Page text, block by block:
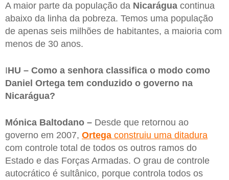
A maior parte da população da Nicarágua continua
abaixo da linha da pobreza. Temos uma população
de apenas seis milhões de habitantes, a maioria com
menos de 30 anos.
IHU – Como a senhora classifica o modo como
Daniel Ortega tem conduzido o governo na
Nicarágua?
Mónica Baltodano – Desde que retornou ao
governo em 2007, Ortega construiu uma ditadura
com controle total de todos os outros ramos do
Estado e das Forças Armadas. O grau de controle
autocrático é sultânico, porque controla todos os